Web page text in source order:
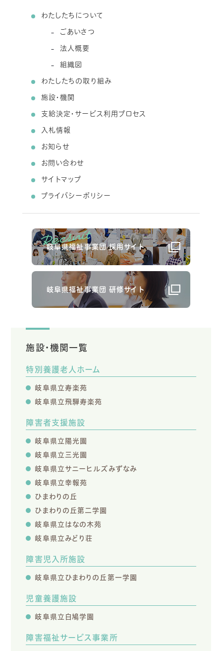
わたしたちについて
ごあいさつ
法人概要
組織図
わたしたちの取り組み
施設・機関
支給決定・サービス利用プロセス
入札情報
お知らせ
お問い合わせ
サイトマップ
プライバシーポリシー
岐阜県福祉事業団 採用サイト
岐阜県福祉事業団 研修サイト
施設・機関一覧
特別養護老人ホーム
岐阜県立寿楽苑
岐阜県立飛騨寿楽苑
障害者支援施設
岐阜県立陽光園
岐阜県立三光園
岐阜県立サニーヒルズみずなみ
岐阜県立幸報苑
ひまわりの丘
ひまわりの丘第二学園
岐阜県立はなの木苑
岐阜県立みどり荘
障害児入所施設
岐阜県立ひまわりの丘第一学園
児童養護施設
岐阜県立白鳩学園
障害福祉サービス事業所